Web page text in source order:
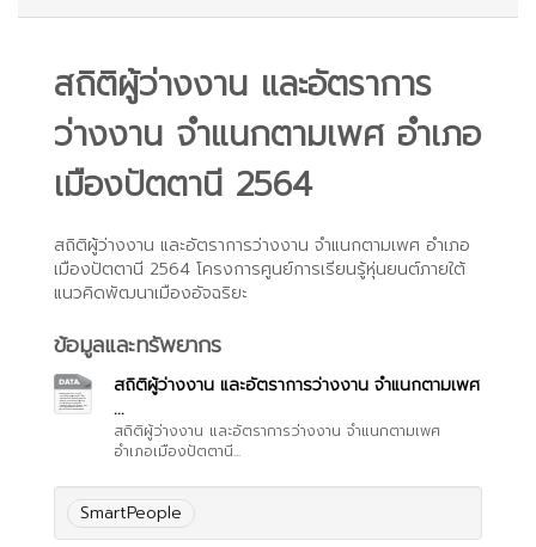
สถิติผู้ว่างงาน และอัตราการ
ว่างงาน จำแนกตามเพศ อำเภอ
เมืองปัตตานี 2564
สถิติผู้ว่างงาน และอัตราการว่างงาน จำแนกตามเพศ อำเภอ
เมืองปัตตานี 2564 โครงการศูนย์การเรียนรู้หุ่นยนต์ภายใต้
แนวคิดพัฒนาเมืองอัจฉริยะ
ข้อมูลและทรัพยากร
สถิติผู้ว่างงาน และอัตราการว่างงาน จำแนกตามเพศ
...
สถิติผู้ว่างงาน และอัตราการว่างงาน จำแนกตามเพศ
อำเภอเมืองปัตตานี...
SmartPeople